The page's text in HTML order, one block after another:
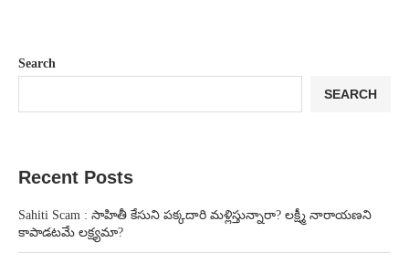
Search
SEARCH
Recent Posts
Sahiti Scam : సాహితీ కేసుని పక్కదారి మళ్లిస్తున్నారా? లక్ష్మీ నారాయణని
కాపాడటమే లక్ష్యమా?